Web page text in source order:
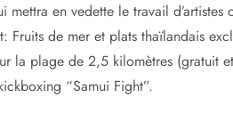
mettra en vedette le travail d’artistes
Fruits de mer et plats thaïlandais
la plage de 2,5 kilomètres (gratuit
“Samui Fight”.